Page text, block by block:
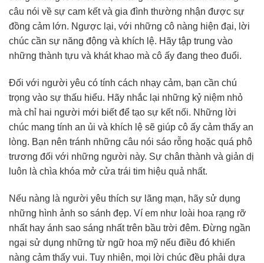
câu nói về sự cam kết và gia đình thường nhận được sự
đồng cảm lớn. Ngược lại, với những cô nàng hiện đại, lời
chúc cần sự năng động và khích lệ. Hãy tập trung vào
những thành tựu và khát khao mà cô ấy đang theo đuổi.
Đối với người yêu có tính cách nhạy cảm, bạn cần chú
trọng vào sự thấu hiểu. Hãy nhắc lại những kỷ niệm nhỏ
mà chỉ hai người mới biết để tạo sự kết nối. Những lời
chúc mang tính an ủi và khích lệ sẽ giúp cô ấy cảm thấy an
lòng. Bạn nên tránh những câu nói sáo rỗng hoặc quá phô
trương đối với những người này. Sự chân thành và giản dị
luôn là chìa khóa mở cửa trái tim hiệu quả nhất.
Nếu nàng là người yêu thích sự lãng mạn, hãy sử dụng
những hình ảnh so sánh đẹp. Ví em như loài hoa rạng rỡ
nhất hay ánh sao sáng nhất trên bầu trời đêm. Đừng ngần
ngại sử dụng những từ ngữ hoa mỹ nếu điều đó khiến
nàng cảm thấy vui. Tuy nhiên, mọi lời chúc đều phải dựa